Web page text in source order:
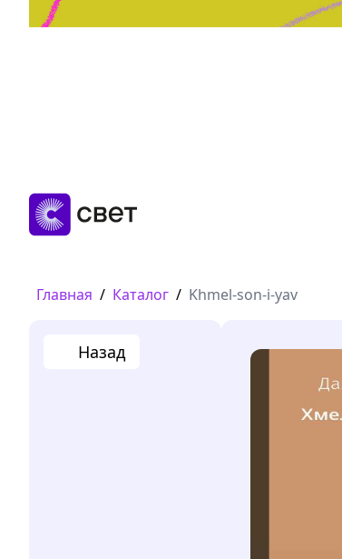
Дружба, любовь, взросление
Главная / Каталог / Khmel-son-i-yav
Назад